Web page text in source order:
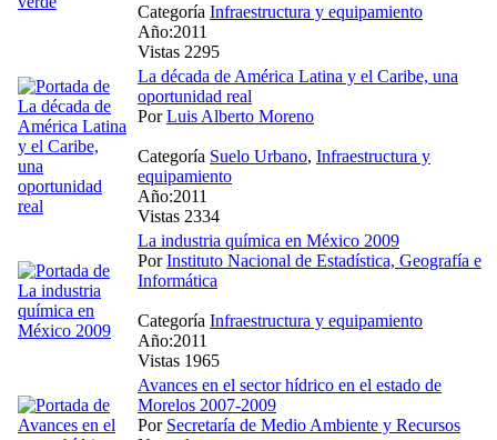
Categoría Infraestructura y equipamiento
Año:2011
Vistas 2295
La década de América Latina y el Caribe, una
oportunidad real
PorLuis Alberto Moreno
Categoría Suelo Urbano, Infraestructura y
equipamiento
Año:2011
Vistas 2334
La industria química en México 2009
PorInstituto Nacional de Estadística, Geografía e
Informática
Categoría Infraestructura y equipamiento
Año:2011
Vistas 1965
Avances en el sector hídrico en el estado de
Morelos 2007-2009
Por Secretaría de Medio Ambiente y Recursos